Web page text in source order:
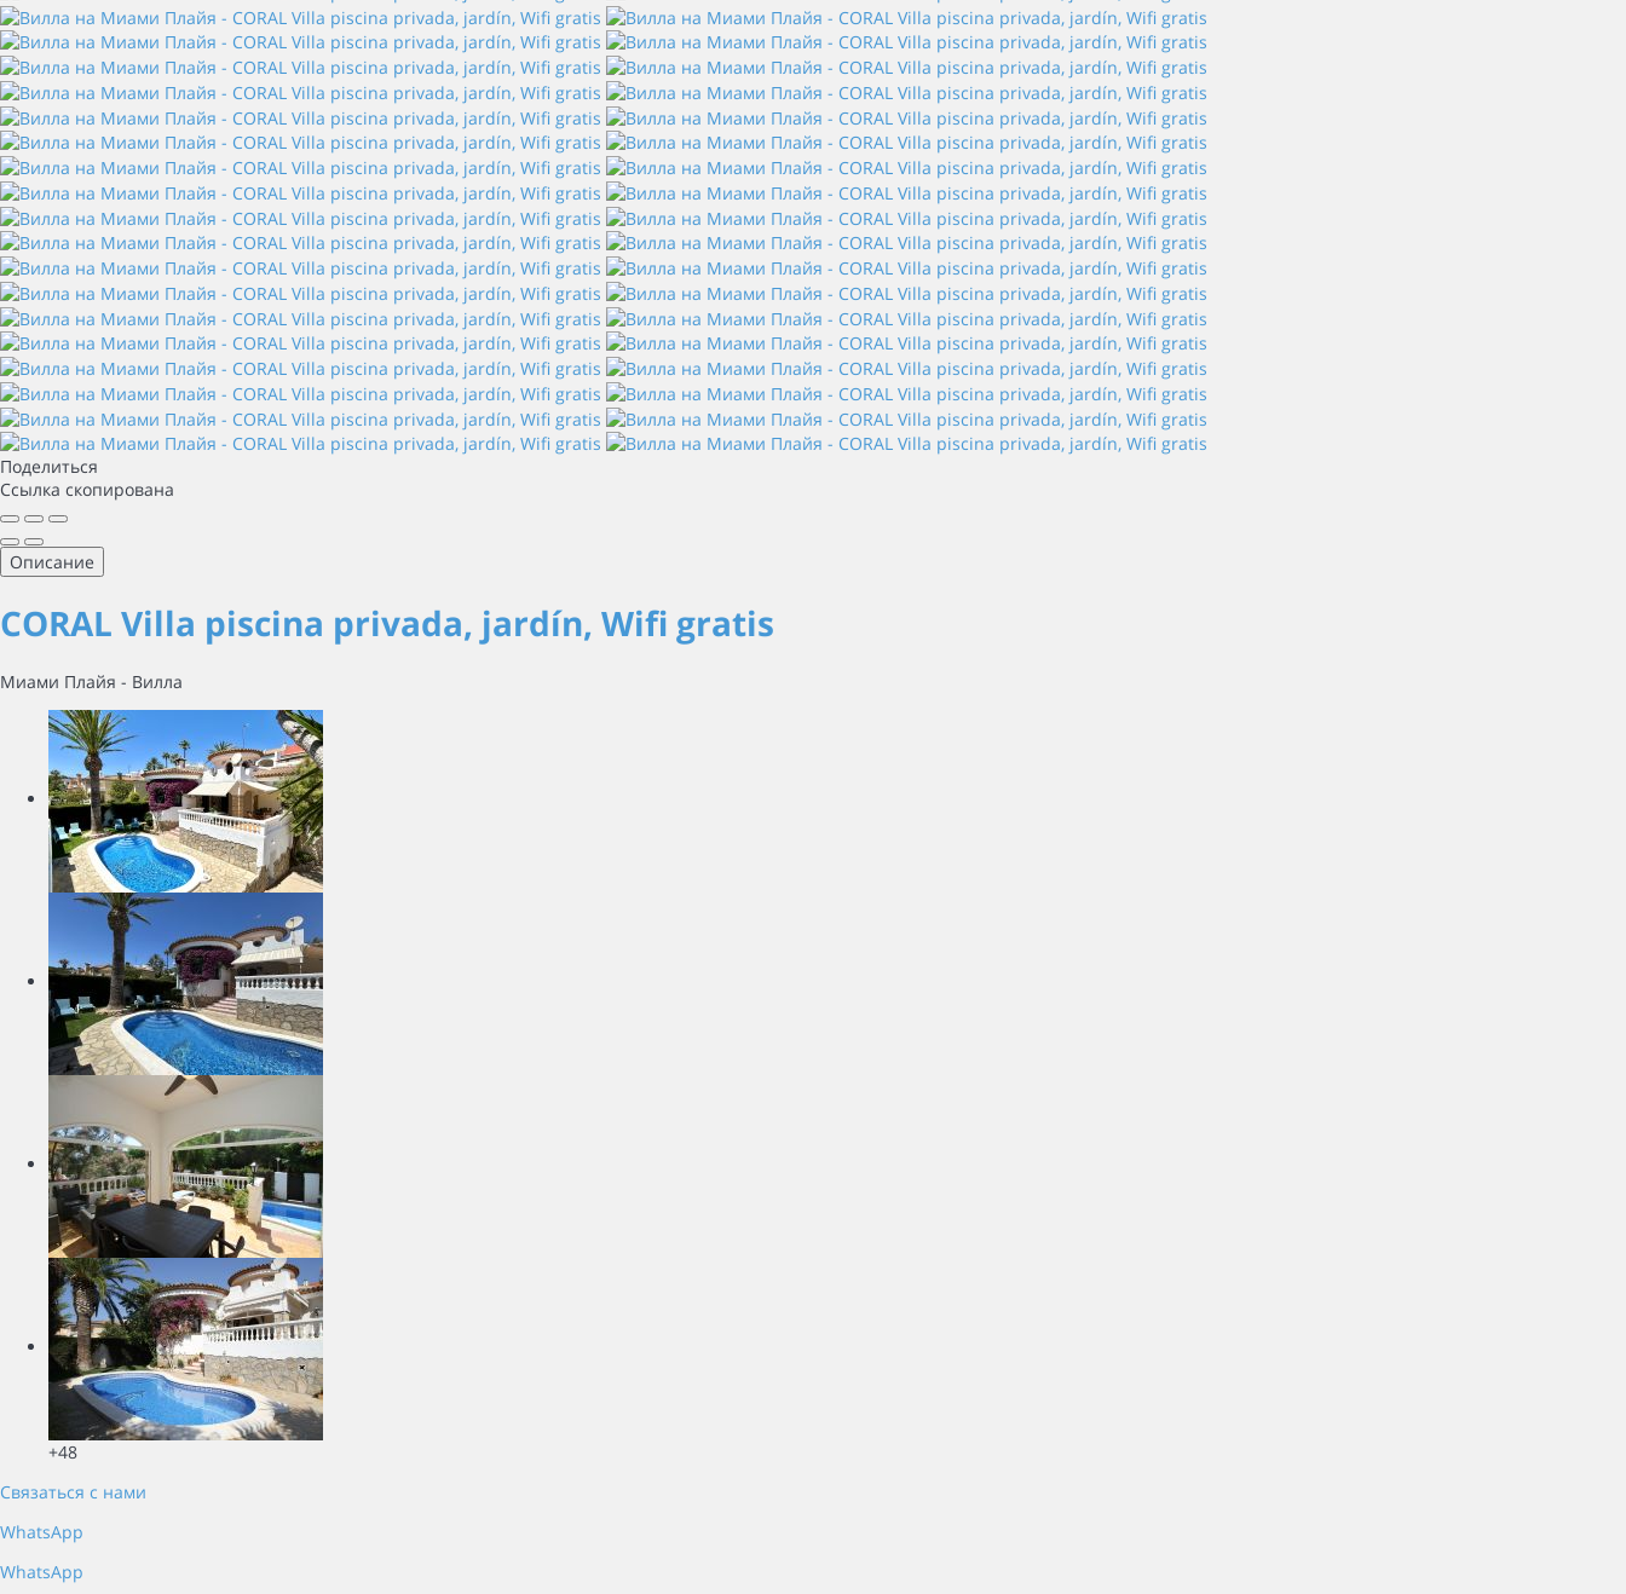
Поделиться
Ссылка скопирована
Описание
CORAL Villa piscina privada, jardín, Wifi gratis
Миами Плайя - Вилла
+48
Связаться с нами
WhatsApp
WhatsApp